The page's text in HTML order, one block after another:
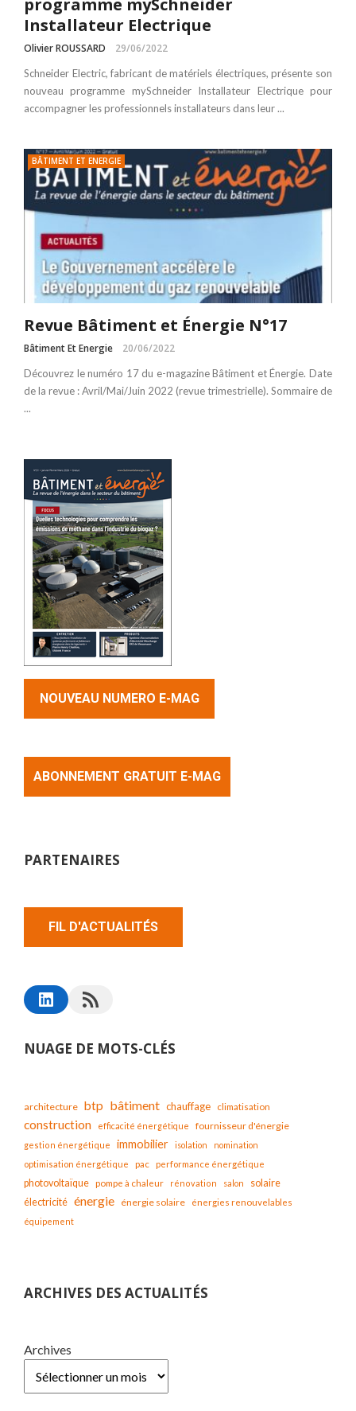
programme mySchneider
Installateur Electrique
Olivier ROUSSARD 29/06/2022
Schneider Electric, fabricant de matériels électriques, présente son
nouveau programme mySchneider Installateur Electrique pour
accompagner les professionnels installateurs dans leur ...
BÂTIMENT ET ENERGIE
Revue Bâtiment et Énergie N°17
Bâtiment Et Energie 20/06/2022
Découvrez le numéro 17 du e-magazine Bâtiment et Énergie. Date
de la revue : Avril/Mai/Juin 2022 (revue trimestrielle). Sommaire de
...
NOUVEAU NUMERO E-MAG
ABONNEMENT GRATUIT E-MAG
PARTENAIRES
FIL D'ACTUALITÉS
NUAGE DE MOTS-CLÉS
architecture btp bâtiment chauffage climatisation
construction efficacité énergétique fournisseur d'énergie
gestion énergétique immobilier isolation
nomination
optimisation énergétique
pac performance énergétique
photovoltaïque pompe à chaleur rénovation salon solaire
électricité énergie énergie solaire
énergies renouvelables
équipement
ARCHIVES DES ACTUALITÉS
Archives